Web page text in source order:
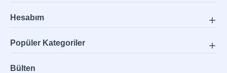
Hesabım
Popüler Kategoriler
Bülten